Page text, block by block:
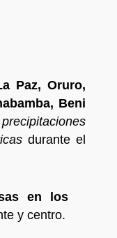
Paz, Oruro,
Beni
precipitaciones
durante el
en los
y centro.